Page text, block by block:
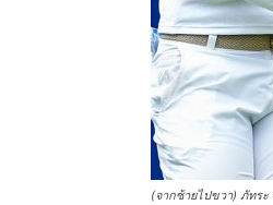
(จากซ้ายไปขวา) ภัทร